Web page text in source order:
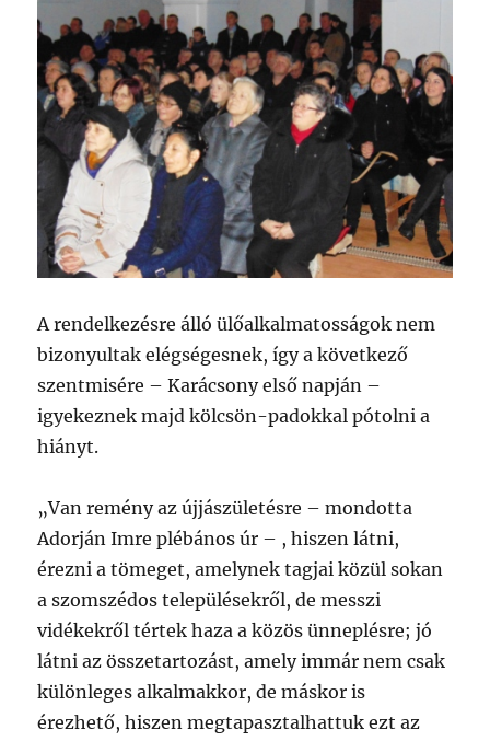
A rendelkezésre álló ülőalkalmatosságok nem
bizonyultak elégségesnek, így a következő
szentmisére – Karácsony első napján –
igyekeznek majd kölcsön-padokkal pótolni a
hiányt.
„Van remény az újjászületésre – mondotta
Adorján Imre plébános úr – , hiszen látni,
érezni a tömeget, amelynek tagjai közül sokan
a szomszédos településekről, de messzi
vidékekről tértek haza a közös ünneplésre; jó
látni az összetartozást, amely immár nem csak
különleges alkalmakkor, de máskor is
érezhető, hiszen megtapasztalhattuk ezt az